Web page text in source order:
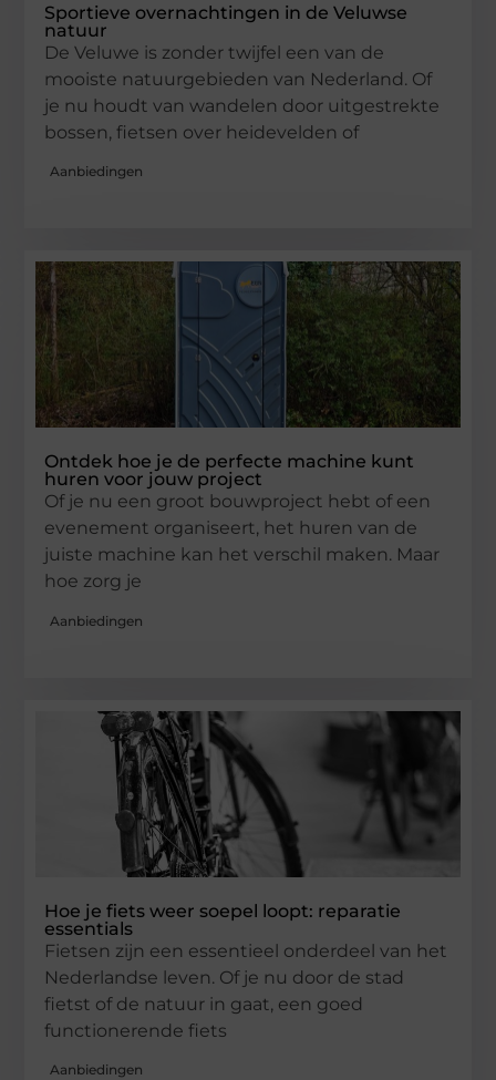
Sportieve overnachtingen in de Veluwse
natuur
De Veluwe is zonder twijfel een van de
mooiste natuurgebieden van Nederland. Of
je nu houdt van wandelen door uitgestrekte
bossen, fietsen over heidevelden of
Aanbiedingen
Ontdek hoe je de perfecte machine kunt
huren voor jouw project
Of je nu een groot bouwproject hebt of een
evenement organiseert, het huren van de
juiste machine kan het verschil maken. Maar
hoe zorg je
Aanbiedingen
Hoe je fiets weer soepel loopt: reparatie
essentials
Fietsen zijn een essentieel onderdeel van het
Nederlandse leven. Of je nu door de stad
fietst of de natuur in gaat, een goed
functionerende fiets
Aanbiedingen